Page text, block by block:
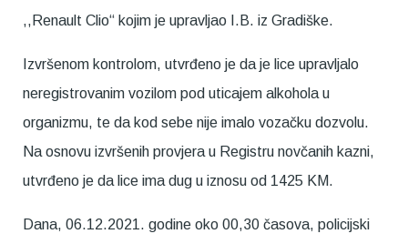
,,Renault Clio“ kojim je upravljao I.B. iz Gradiške.
Izvršenom kontrolom, utvrđeno je da je lice upravljalo
neregistrovanim vozilom pod uticajem alkohola u
organizmu, te da kod sebe nije imalo vozačku dozvolu.
Na osnovu izvršenih provjera u Registru novčanih kazni,
utvrđeno je da lice ima dug u iznosu od 1425 KM.
Dana, 06.12.2021. godine oko 00,30 časova, policijski